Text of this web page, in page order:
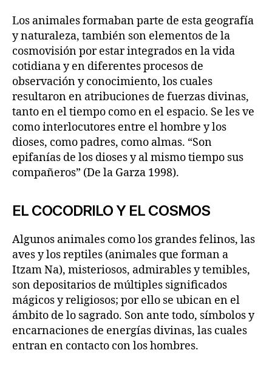
Los animales formaban parte de esta geografía
y naturaleza, también son elementos de la
cosmovisión por estar integrados en la vida
cotidiana y en diferentes procesos de
observación y conocimiento, los cuales
resultaron en atribuciones de fuerzas divinas,
tanto en el tiempo como en el espacio. Se les ve
como interlocutores entre el hombre y los
dioses, como padres, como almas. “Son
epifanías de los dioses y al mismo tiempo sus
compañeros” (De la Garza 1998).
EL COCODRILO Y EL COSMOS
Algunos animales como los grandes felinos, las
aves y los reptiles (animales que forman a
Itzam Na), misteriosos, admirables y temibles,
son depositarios de múltiples significados
mágicos y religiosos; por ello se ubican en el
ámbito de lo sagrado. Son ante todo, símbolos y
encarnaciones de energías divinas, las cuales
entran en contacto con los hombres.